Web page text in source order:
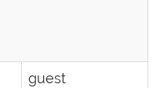
guest